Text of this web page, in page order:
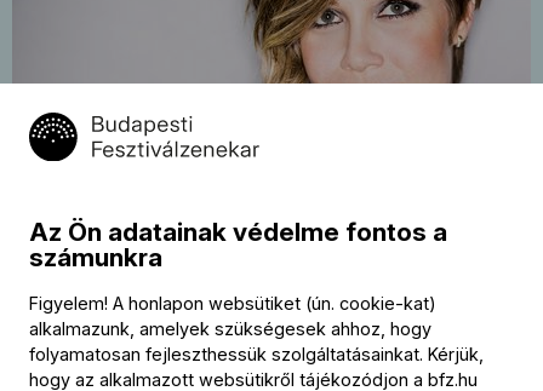
2022.
április
19:45
Nagyzenekari koncert: Klasszikus
zene a 20. századi Amerikából – a
nyitóhangversenye
Josefowicz, Robertson
Kapcsolódó tartalom
Az Ön adatainak védelme fontos a
számunkra
Figyelem! A honlapon websütiket (ún. cookie-kat)
alkalmazunk, amelyek szükségesek ahhoz, hogy
folyamatosan fejleszthessük szolgáltatásainkat. Kérjük,
hogy az alkalmazott websütikről tájékozódjon a bfz.hu